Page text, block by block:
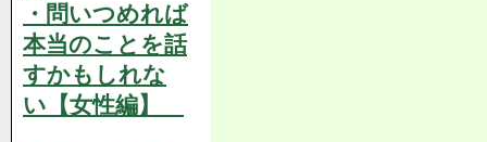
・問いつめれば
本当のことを話
すかもしれな
い【女性編】